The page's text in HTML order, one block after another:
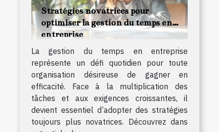
Stratégies novatrices pour
optimiser la gestion du temps en
entreprise
La gestion du temps en entreprise
représente un défi quotidien pour toute
organisation désireuse de gagner en
efficacité. Face à la multiplication des
tâches et aux exigences croissantes, il
devient essentiel d’adopter des stratégies
toujours plus novatrices. Découvrez dans